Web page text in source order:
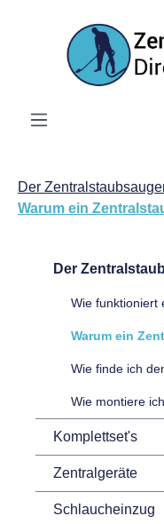
Zum Hauptinhalt
Der
Warum ein
Der
Wie funktioniert
Warum ein
Wie finde ich
Wie montiere
Komplettset's
Zentralgeräte
Schlaucheinzug